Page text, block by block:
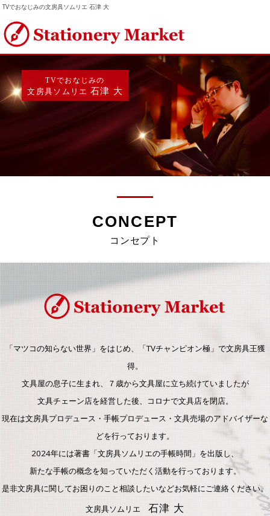
TVでおなじみの文房具ソムリエ 石津 大
TVでおなじみの
文房具ソムリエ 石津 大
CONCEPT
コンセプト
「マツコの知らない世界」をはじめ、「TVチャンピオン極」で文房具王獲
得。
文具屋の息子に生まれ、７歳から文具屋に立ち続けていましたが
文具チェーン店を経営した後、コロナで文具店を閉店。
現在は文房具プロデュース・手帳プロデュース・文具売場のアドバイザーな
どを行っております。
2024年には著書「文房具ソムリエの手帳時間」を出版し、
新たな手帳の概念を知っていただく活動を行っております。
是非文房具に関してお困りのこと相談したいなどお気軽にご連絡ください。
文房具ソムリエ 石津 大